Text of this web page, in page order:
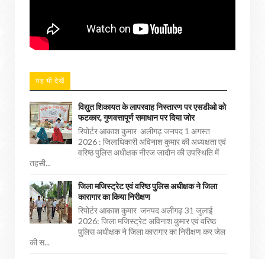
यह भी देखें
विद्युत शिकायत के लापरवाह निस्तारण पर एसडीओ को
फटकार, गुणवत्तापूर्ण समाधान पर दिया जोर
रिपोर्टर आकाश कुमार अलीगढ़ जनपद 1 अगस्त
2026 : जिलाधिकारी अविनाश कुमार की अध्यक्षता एवं
वरिष्ठ पुलिस अधीक्षक नीरज जादौन की उपस्थिति में
तहसी...
जिला मजिस्ट्रेट एवं वरिष्ठ पुलिस अधीक्षक ने जिला
कारागार का किया निरीक्षण
रिपोर्टर आकाश कुमार जनपद अलीगढ़ 31 जुलाई
2026: जिला मजिस्ट्रेट अविनाश कुमार एवं वरिष्ठ
पुलिस अधीक्षक ने जिला कारागार का निरीक्षण कर जेल
की स...